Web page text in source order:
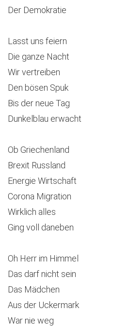
Der Demokratie
Lasst uns feiern
Die ganze Nacht
Wir vertreiben
Den bösen Spuk
Bis der neue Tag
Dunkelblau erwacht
Ob Griechenland
Brexit Russland
Energie Wirtschaft
Corona Migration
Wirklich alles
Ging voll daneben
Oh Herr im Himmel
Das darf nicht sein
Das Mädchen
Aus der Uckermark
War nie weg